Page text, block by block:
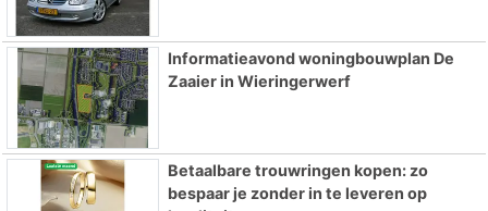
Informatieavond woningbouwplan De
Zaaier in Wieringerwerf
Betaalbare trouwringen kopen: zo
bespaar je zonder in te leveren op